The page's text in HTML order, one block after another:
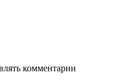
комментарии